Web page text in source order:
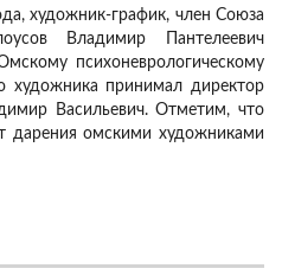
художник-график, член Союза
Владимир Пантелеевич
психоневрологическому
художника принимал директор
Васильевич. Отметим, что
дарения омскими художниками